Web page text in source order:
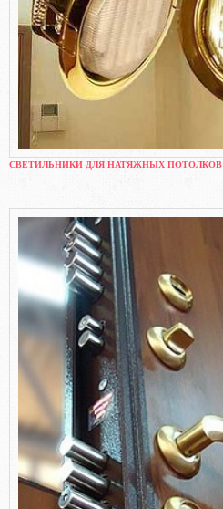
СВЕТИЛЬНИКИ ДЛЯ НАТЯЖНЫХ ПОТОЛКОВ